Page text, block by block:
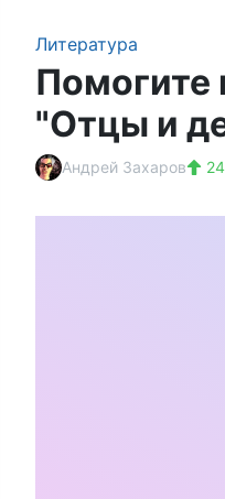
Литература
Помогите
"Отцы и
Андрей Захаров